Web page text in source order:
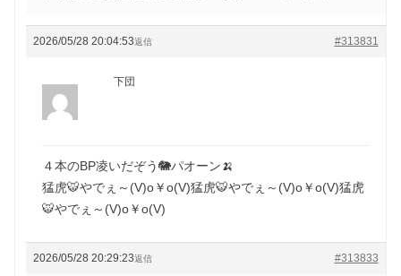
2026/05/28 20:04:53 #313831
返信
下団
４本のBP凌いだぞう🐘パオーン🍌
猛虎🐯やでぇ～(V)o￥o(V)猛虎🐯やでぇ～(V)o￥o(V)猛虎
🐯やでぇ～(V)o￥o(V)
2026/05/28 20:29:23 #313833
返信